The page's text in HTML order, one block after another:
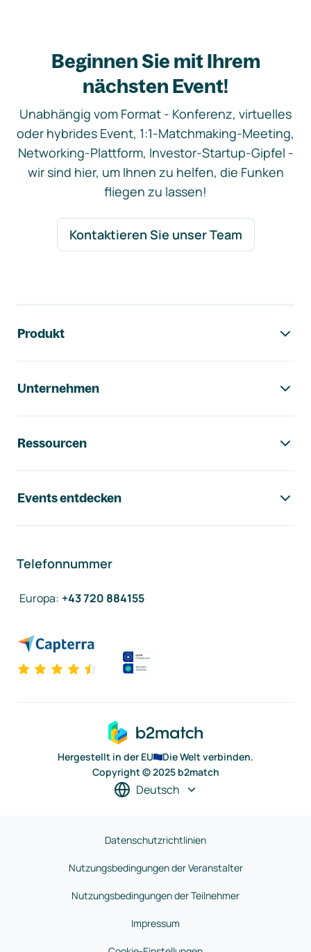
Beginnen Sie mit Ihrem
nächsten Event!
Unabhängig vom Format - Konferenz, virtuelles
oder hybrides Event, 1:1-Matchmaking-Meeting,
Networking-Plattform, Investor-Startup-Gipfel -
wir sind hier, um Ihnen zu helfen, die Funken
fliegen zu lassen!
Kontaktieren Sie unser Team
Produkt
Unternehmen
Ressourcen
Events entdecken
Telefonnummer
Europa: +43 720 884155
Hergestellt in der EU
Die Welt verbinden.
Copyright © 2025 b2match
Deutsch
Datenschutzrichtlinien
Nutzungsbedingungen der Veranstalter
Nutzungsbedingungen der Teilnehmer
Impressum